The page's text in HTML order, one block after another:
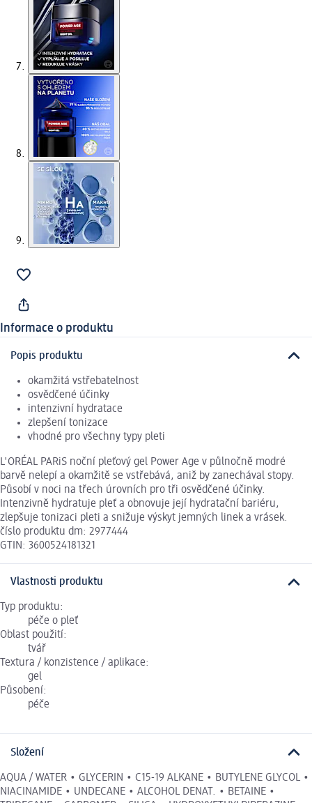
Informace o produktu
Popis produktu
okamžitá vstřebatelnost
osvědčené účinky
intenzivní hydratace
zlepšení tonizace
vhodné pro všechny typy pleti
L'ORÉAL PARiS noční pleťový gel Power Age v půlnočně modré
barvě nelepí a okamžitě se vstřebává, aniž by zanechával stopy.
Působí v noci na třech úrovních pro tři osvědčené účinky.
Intenzivně hydratuje pleť a obnovuje její hydratační bariéru,
zlepšuje tonizaci pleti a snižuje výskyt jemných linek a vrásek.
číslo produktu dm: 2977444
GTIN: 3600524181321
Vlastnosti produktu
Typ produktu:
péče o pleť
Oblast použití:
tvář
Textura / konzistence / aplikace:
gel
Působení:
péče
Složení
AQUA / WATER • GLYCERIN • C15-19 ALKANE • BUTYLENE GLYCOL •
NIACINAMIDE • UNDECANE • ALCOHOL DENAT. • BETAINE •